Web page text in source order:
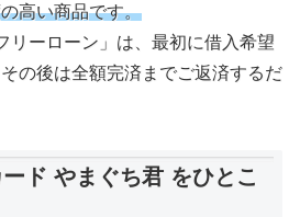
高い商品です。
リーローン」は、最初に借入希望
の後は全額完済までご返済するだ
ド やまぐち君 をひとこ